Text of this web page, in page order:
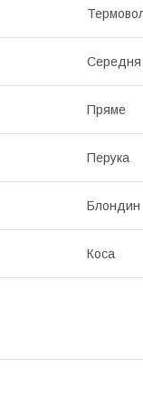
Середня
Пряме
Перука
Блондин
Коса